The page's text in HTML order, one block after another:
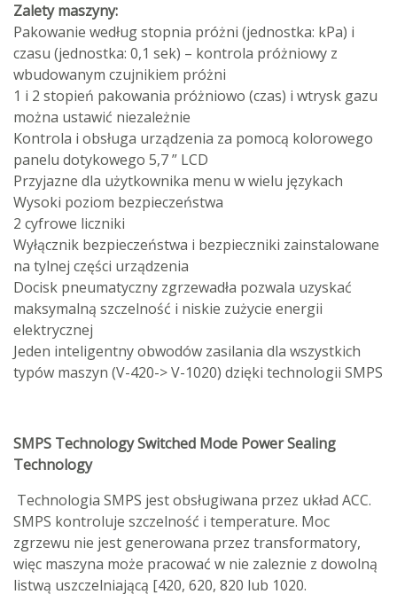
Zalety maszyny:
Pakowanie według stopnia próżni (jednostka: kPa) i
czasu (jednostka: 0,1 sek) – kontrola próżniowy z
wbudowanym czujnikiem próżni
1 i 2 stopień pakowania próżniowo (czas) i wtrysk gazu
można ustawić niezależnie
Kontrola i obsługa urządzenia za pomocą kolorowego
panelu dotykowego 5,7 ” LCD
Przyjazne dla użytkownika menu w wielu językach
Wysoki poziom bezpieczeństwa
2 cyfrowe liczniki
Wyłącznik bezpieczeństwa i bezpieczniki zainstalowane
na tylnej części urządzenia
Docisk pneumatyczny zgrzewadła pozwala uzyskać
maksymalną szczelność i niskie zużycie energii
elektrycznej
Jeden inteligentny obwodów zasilania dla wszystkich
typów maszyn (V-420-> V-1020) dzięki technologii SMPS
SMPS Technology Switched Mode Power Sealing
Technology
Technologia SMPS jest obsługiwana przez układ ACC.
SMPS kontroluje szczelność i temperature. Moc
zgrzewu nie jest generowana przez transformatory,
więc maszyna może pracować w nie zaleznie z dowolną
listwą uszczelniającą [420, 620, 820 lub 1020.